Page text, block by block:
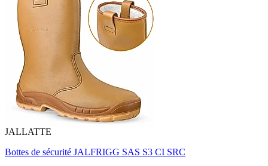
JALLATTE
Bottes de sécurité JALFRIGG SAS S3 CI SRC